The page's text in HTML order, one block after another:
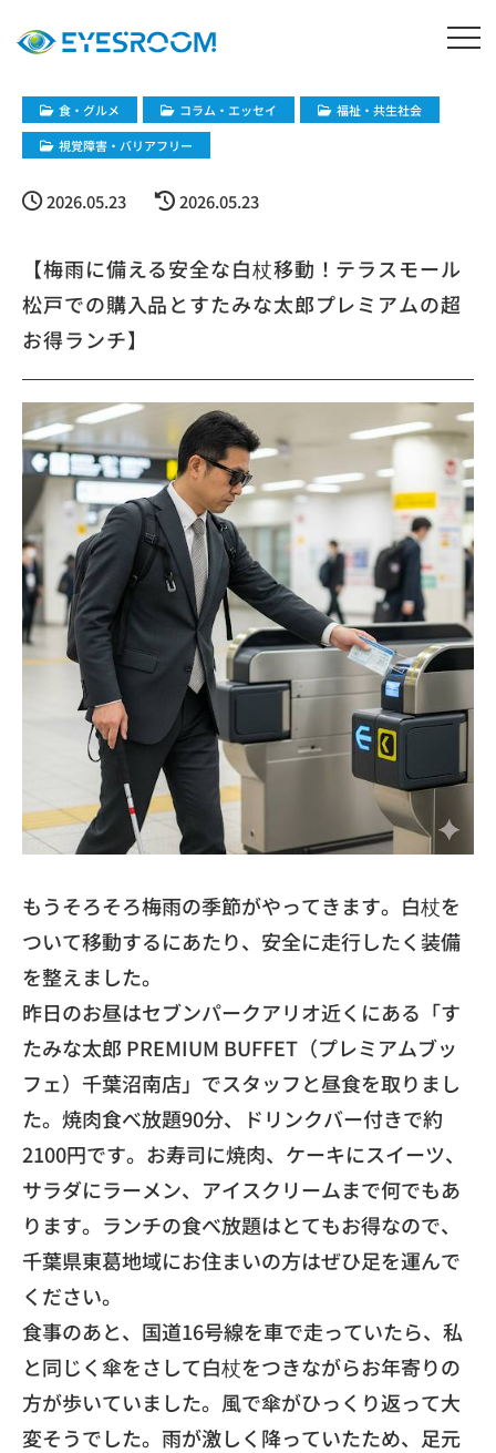
​食・グルメ コラム・エッセイ
福祉・共生社会
視覚障害・バリアフリー
2026.05.23 2026.05.23
【梅雨に備える安全な白杖移動！テラスモール
松戸での購入品とすたみな太郎プレミアムの超
お得ランチ】
​もうそろそろ梅雨の季節がやってきます。 白杖を
ついて移動するにあたり、 安全に走行したく装備
を整えました。
​昨日のお昼はセブンパークアリオ近くにある「す
たみな太郎 PREMIUM BUFFET（プレミアムブッ
フェ）千葉沼南店」 でスタッフと昼食を取りまし
た。焼肉食べ放題90分、
ドリンクバー付きで約
2100円です。お寿司に焼肉、 ケーキにスイーツ、
サラダにラーメン、 アイスクリームまで何でもあ
ります。 ランチの食べ放題はとてもお得なので、
千葉県東葛地域にお住まいの方はぜひ足を運んで
ください。
​食事のあと、国道16号線を車で走っていたら、 私
と同じく傘をさして白杖をつきながらお年寄りの
方が歩いていま した。風で傘がひっくり返って大
変そうでした。 雨が激しく降っていたため、 足元